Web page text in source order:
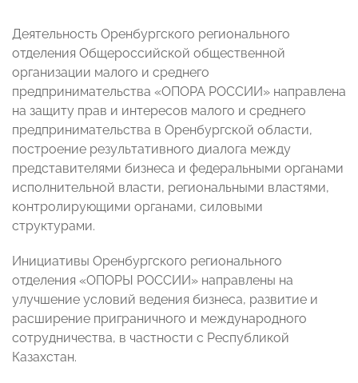
Деятельность Оренбургского регионального
отделения Общероссийской общественной
организации малого и среднего
предпринимательства «ОПОРА РОССИИ» направлена
на защиту прав и интересов малого и среднего
предпринимательства в Оренбургской области,
построение результативного диалога между
представителями бизнеса и федеральными органами
исполнительной власти, региональными властями,
контролирующими органами, силовыми
структурами.
Инициативы Оренбургского регионального
отделения «ОПОРЫ РОССИИ» направлены на
улучшение условий ведения бизнеса, развитие и
расширение приграничного и международного
сотрудничества, в частности с Республикой
Казахстан.